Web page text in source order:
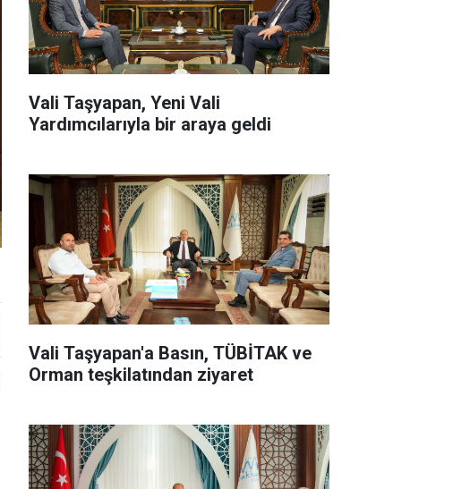
Vali Taşyapan, Yeni Vali
Yardımcılarıyla bir araya geldi
Vali Taşyapan'a Basın, TÜBİTAK ve
Orman teşkilatından ziyaret